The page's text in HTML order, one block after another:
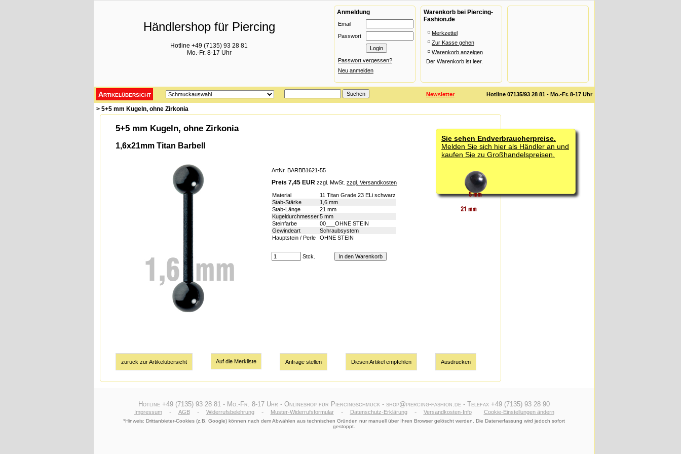
Händlershop für Piercing
Hotline +49 (7135) 93 28 81
Mo.-Fr. 8-17 Uhr
Warenkorb bei Piercing-
Fashion.de
Merkzettel
Zur Kasse gehen
Warenkorb anzeigen
Der Warenkorb ist leer.
Anmeldung
Email
Passwort
Passwort vergessen?
Neu anmelden
Sie sehen Endverbraucherpreise.
Melden Sie sich hier als Händler an und
kaufen Sie zu Großhandelspreisen.
Artikelübersicht Newsletter Hotline 07135/93 28 81 - Mo.-Fr. 8-17 Uhr
> 5+5 mm Kugeln, ohne Zirkonia
5+5 mm Kugeln, ohne Zirkonia
1,6x21mm Titan Barbell
ArtNr. BARBB1621-55
Preis 7,45 EUR zzgl. MwSt. zzgl. Versandkosten
Material
11 Titan Grade 23 ELi schwarz
Stab-Stärke
1,6 mm
Stab-Länge
21 mm
Kugeldurchmesser5 mm
Steinfarbe
00___OHNE STEIN
Gewindeart
Schraubsystem
Hauptstein / Perle
OHNE STEIN
Stck.
zurück zur Artikelübersicht Anfrage stellen Diesen Artikel empfehlen Ausdrucken
Hotline +49 (7135) 93 28 81 - Mo.-Fr. 8-17 Uhr - Onlineshop für Piercingschmuck - shop@piercing-fashion.de - Telefax +49 (7135) 93 28 90
Impressum - AGB - Widerrufsbelehrung - Muster-Widerrufsformular - Datenschutz-Erklärung - Versandkosten-Info Cookie-Einstellungen ändern
*Hinweis: Drittanbieter-Cookies (z.B. Google) können nach dem Abwählen aus technischen Gründen nur manuell über Ihren Browser gelöscht werden. Die Datenerfassung wird jedoch sofort
gestoppt.